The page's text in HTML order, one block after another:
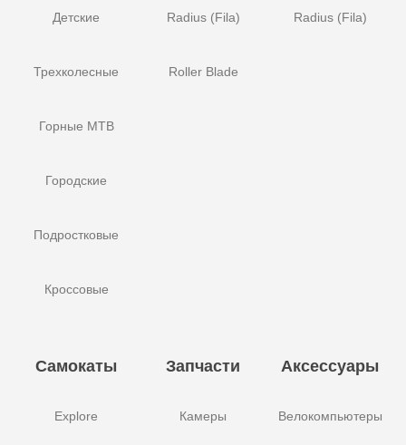
Детские
Трехколесные
Горные MTB
Городские
Подростковые
Кроссовые
Radius (Fila)
Roller Blade
Radius (Fila)
Самокаты
Explore
Запчасти
Камеры
Аксессуары
Велокомпьютеры